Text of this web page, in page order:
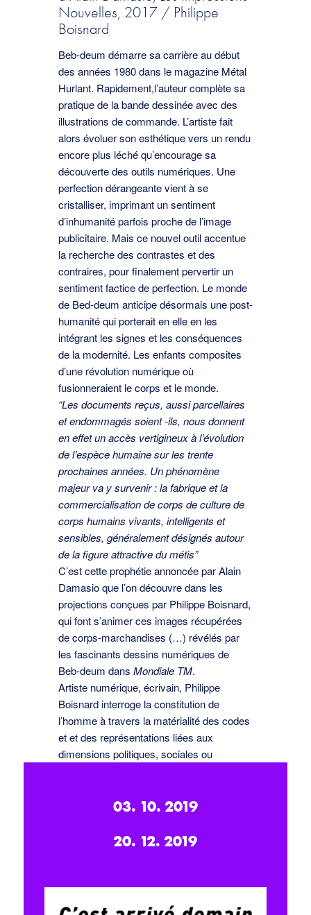
Nouvelles, 2017 / Philippe
Boisnard
Beb-deum démarre sa carrière au début
des années 1980 dans le magazine Métal
Hurlant. Rapidement,l’auteur complète sa
pratique de la bande dessinée avec des
illustrations de commande. L’artiste fait
alors évoluer son esthétique vers un rendu
encore plus léché qu’encourage sa
découverte des outils numériques. Une
perfection dérangeante vient à se
cristalliser, imprimant un sentiment
d’inhumanité parfois proche de l’image
publicitaire. Mais ce nouvel outil accentue
la recherche des contrastes et des
contraires, pour finalement pervertir un
sentiment factice de perfection. Le monde
de Bed-deum anticipe désormais une post-
humanité qui porterait en elle en les
intégrant les signes et les conséquences
de la modernité. Les enfants composites
d’une révolution numérique où
fusionneraient le corps et le monde.
“Les documents reçus, aussi parcellaires
et endommagés soient -ils, nous donnent
en eﬀet un accès vertigineux à l’évolution
de l’espèce humaine sur les trente
prochaines années. Un phénomène
majeur va y survenir : la fabrique et la
commercialisation de corps de culture de
corps humains vivants, intelligents et
sensibles, généralement désignés autour
de la figure attractive du métis”
C’est cette prophétie annoncée par Alain
Damasio que l’on découvre dans les
projections conçues par Philippe Boisnard,
qui font s’animer ces images récupérées
de corps-marchandises (…) révélés par
les fascinants dessins numériques de
Beb-deum dans Mondiale TM.
Artiste numérique, écrivain, Philippe
Boisnard interroge la constitution de
l’homme à travers la matérialité des codes
et et des représentations liées aux
dimensions politiques, sociales ou
sur la programmation.03. 10. 2019
20. 12. 2019